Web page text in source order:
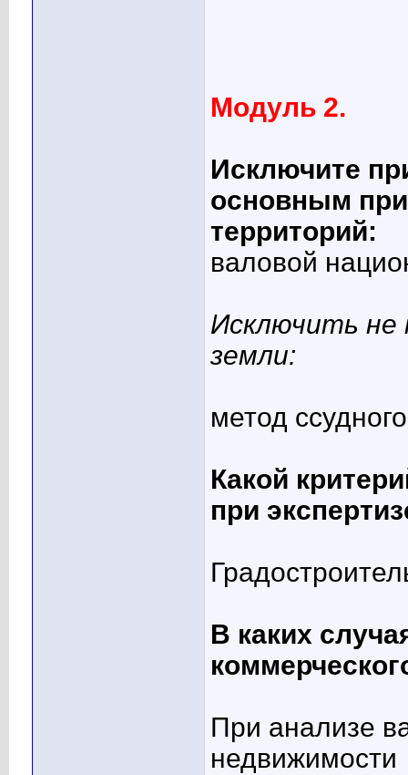
Модуль 2.
Исключите
основным
территорий:
валовой
Исключить не
земли:
метод
Какой
при
В каких
При анализе
недвижимости